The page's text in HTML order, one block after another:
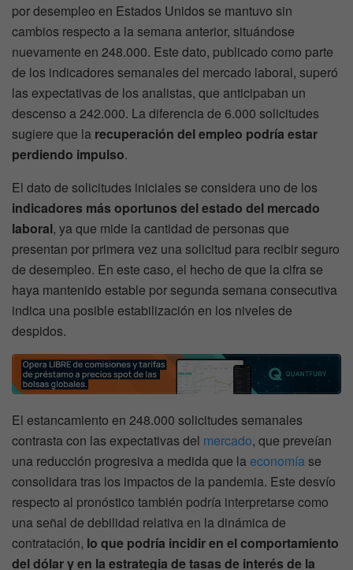
por desempleo en Estados Unidos se mantuvo sin
cambios respecto a la semana anterior, situándose
nuevamente en 248.000. Este dato, publicado como parte
de los indicadores semanales del mercado laboral, superó
las expectativas de los analistas, que anticipaban un
descenso a 242.000. La diferencia de 6.000 solicitudes
sugiere que la recuperación del empleo podría estar
perdiendo impulso.
El dato de solicitudes iniciales se considera uno de los
indicadores más oportunos del estado del mercado
laboral, ya que mide la cantidad de personas que
presentan por primera vez una solicitud para recibir seguro
de desempleo. En este caso, el hecho de que la cifra se
haya mantenido estable por segunda semana consecutiva
indica una posible estabilización en los niveles de
despidos.
El estancamiento en 248.000 solicitudes semanales
contrasta con las expectativas del mercado, que preveían
una reducción progresiva a medida que laeconomíase
consolidara tras los impactos de la pandemia. Este desvío
respecto al pronóstico también podría interpretarse como
una señal de debilidad relativa en la dinámica de
contratación, lo que podría incidir en el comportamiento
del dólar y en la estrategia de tasas de interés de la